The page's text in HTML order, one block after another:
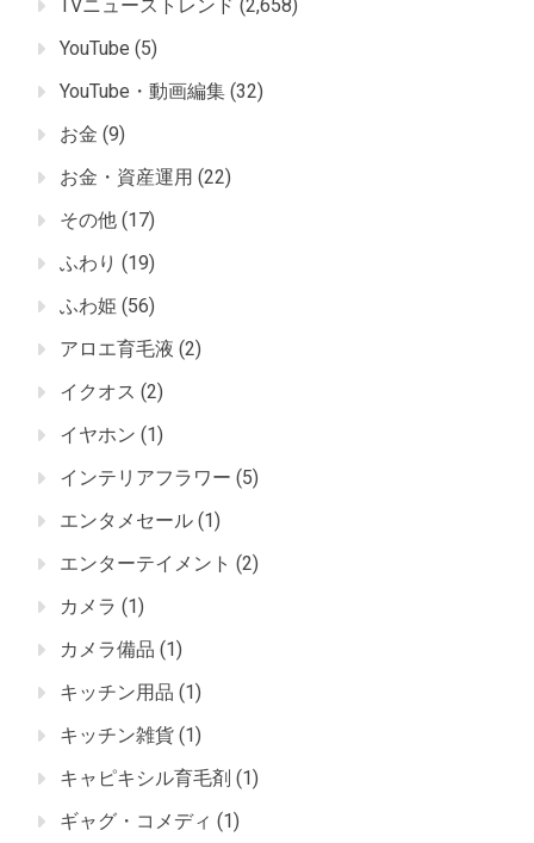
TVニューストレンド (2,658)
YouTube (5)
YouTube・動画編集 (32)
お金 (9)
お金・資産運用 (22)
その他 (17)
ふわり (19)
ふわ姫 (56)
アロエ育毛液 (2)
イクオス (2)
イヤホン (1)
インテリアフラワー (5)
エンタメセール (1)
エンターテイメント (2)
カメラ (1)
カメラ備品 (1)
キッチン用品 (1)
キッチン雑貨 (1)
キャピキシル育毛剤 (1)
ギャグ・コメディ (1)